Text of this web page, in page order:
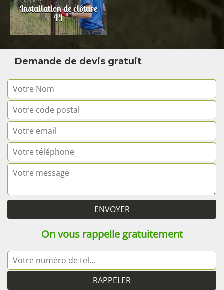
Installation de clôture
44
Demande de devis gratuit
On vous rappelle gratuitement